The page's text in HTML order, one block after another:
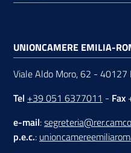
UNIONCAMERE EMILIA-
Viale Aldo Moro, 62 - 40127
Tel +39 051 6377011 - Fax
e-mail:
p.e.c.: